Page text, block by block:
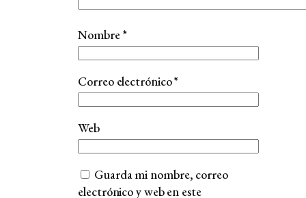
Nombre*
Correo electrónico*
Web
Guarda mi nombre, correo
electrónico y web en este